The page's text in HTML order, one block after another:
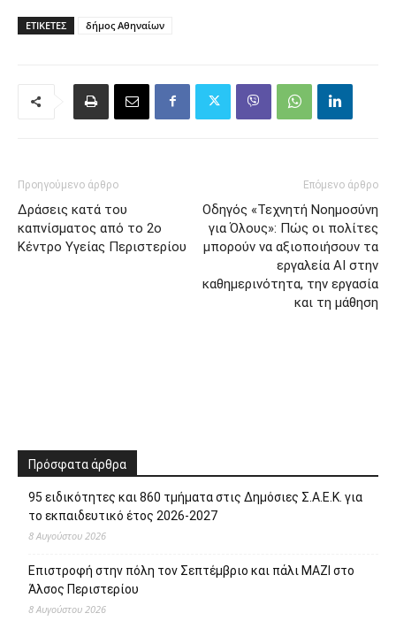
ΕΤΙΚΈΤΕΣ δήμος Αθηναίων
Προηγούμενο άρθρο
Δράσεις κατά του
καπνίσματος από το 2ο
Κέντρο Υγείας Περιστερίου
Επόμενο άρθρο
Οδηγός «Τεχνητή Νοημοσύνη
για Όλους»: Πώς οι πολίτες
μπορούν να αξιοποιήσουν τα
εργαλεία AI στην
καθημερινότητα, την εργασία
και τη μάθηση